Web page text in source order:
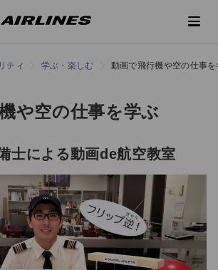
ティ 学ぶ・楽しむ 動画で飛行機や空の仕事
や空の仕事を学ぶ
士による動画de航空教室